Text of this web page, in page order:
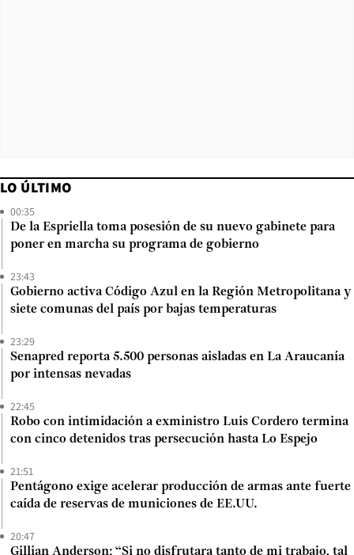
LO ÚLTIMO
00:35
De la Espriella toma posesión de su nuevo gabinete para
poner en marcha su programa de gobierno
23:43
Gobierno activa Código Azul en la Región Metropolitana y
siete comunas del país por bajas temperaturas
23:29
Senapred reporta 5.500 personas aisladas en La Araucanía
por intensas nevadas
22:45
Robo con intimidación a exministro Luis Cordero termina
con cinco detenidos tras persecución hasta Lo Espejo
21:51
Pentágono exige acelerar producción de armas ante fuerte
caída de reservas de municiones de EE.UU.
20:47
Gillian Anderson: “Si no disfrutara tanto de mi trabajo, tal